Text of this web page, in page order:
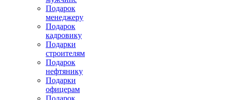
Подарок
менеджеру
Подарок
кадровику
Подарки
строителям
Подарок
нефтянику
Подарки
офицерам
Подарок